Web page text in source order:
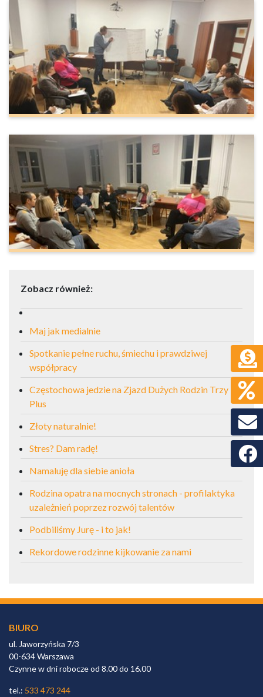
Zobacz również:
Maj jak medialnie
Spotkanie pełne ruchu, śmiechu i prawdziwej
współpracy
Częstochowa jedzie na Zjazd Dużych Rodzin Trzy
Plus
Złoty naturalnie!
Stres? Dam radę!
Namaluję dla siebie anioła
Rodzina opatra na mocnych stronach - profilaktyka
uzależnień poprzez rozwój talentów
Podbiliśmy Jurę - i to jak!
Rekordowe rodzinne kijkowanie za nami
BIURO
ul. Jaworzyńska 7/3
00-634 Warszawa
Czynne w dni robocze od 8.00 do 16.00
tel.: 533 473 244